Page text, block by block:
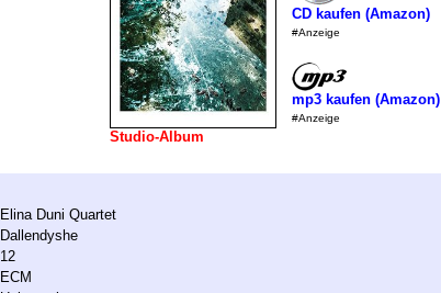
Studio-Album
CD kaufen (Amazon)
#Anzeige
mp3 kaufen (Amazon)
#Anzeige
Elina Duni Quartet
Dallendyshe
12
ECM